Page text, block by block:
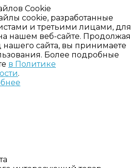
Cookie
cookie, разработанные
и третьими лицами, для
нашем веб-сайте. Продолжая
нашего сайта, вы принимаете
Более подробные
в Политике
.